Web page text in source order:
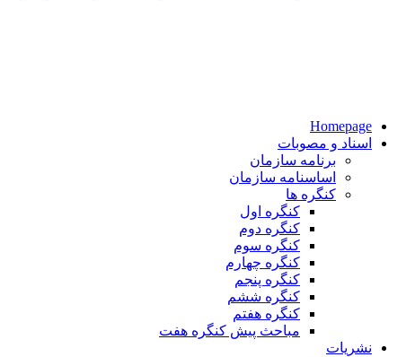
Homepage
اسناد و مصوبات
برنامه سازمان
اساسنامه سازمان
کنگره ها
کنگره اول
کنگره دوم
کنگره سوم
کنگره چهارم
کنگره پنجم
کنگره ششم
کنگره هفتم
مباحث پیش کنگره هفت
نشریات